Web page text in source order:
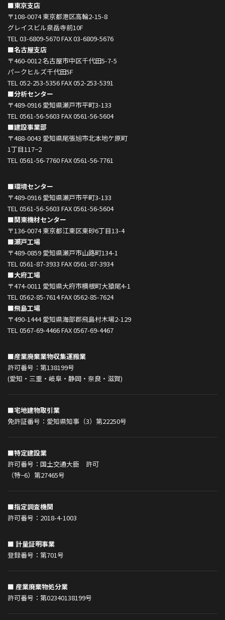
■東京支店
〒108-0074 東京都港区高輪2-15-8
グレイスビル泉岳寺前10F
TEL 03-6809-5670 FAX 03-6809-5676
■名古屋支店
〒460-0012 名古屋市中区千代田5-7-5
パークヒルズ千代田5F
TEL 052-253-5356 FAX 052-253-5391
■分析センター
〒489-0916 愛知県瀬戸市平町3-133
TEL 0561-56-5603 FAX 0561-56-5604
■建設事業部
〒488-0043 愛知県尾張旭市北本地ケ原町
1丁目117−2
TEL 0561-56-7760 FAX 0561-56-7761
■環境センター
〒489-0916 愛知県瀬戸市平町3-133
TEL 0561-56-5603 FAX 0561-56-5604
■関東機材センター
〒136-0074 東京都江東区東砂6丁目13-4
■瀬戸工場
〒489-0859 愛知県瀬戸市山路町134-1
TEL 0561-87-3933 FAX 0561-87-3934
■大府工場
〒474-0011 愛知県大府市横根町大猿尾4-1
TEL 0562-85-7614 FAX 0562-85-7624
■飛島工場
〒490-1444 愛知県海部郡飛島村木場2-129
TEL 0567-69-4466 FAX 0567-69-4467
■産業廃棄業物収集運搬業
許可番号：第138199号
(愛知・三重・岐阜・静岡・奈良・滋賀)
■宅地建物取引業
免許証番号：愛知県知事（3）第22250号
■特定建設業
許可番号：国土交通大臣 許可
（特−6）第27465号
■指定調査機関
許可番号：2018-4-1003
■ 計量証明事業
登録番号：第701号
■ 産業廃棄物処分業
許可番号：第02340138199号